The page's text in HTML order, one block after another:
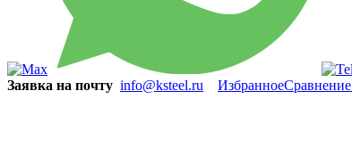
Заявка на почту info@ksteel.ru ИзбранноеСравнение